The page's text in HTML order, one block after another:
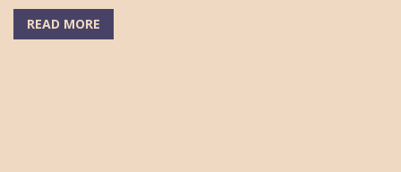
READ MORE